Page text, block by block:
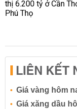
LIÊN KẾT
Giá vàng hôm
Giá xăng dầu